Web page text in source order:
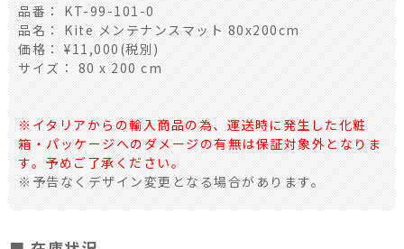
品番： KT-99-101-0
品名： Kite メンテナンスマット 80x200cm
価格： ¥11,000(税別)
サイズ： 80 x 200 cm
※イタリアからの輸入商品の為、運送時に発生した化粧
箱・パッケージへのダメージの有無は保証対象外となりま
す。予めご了承ください。
※予告なくデザイン変更となる場合があります。